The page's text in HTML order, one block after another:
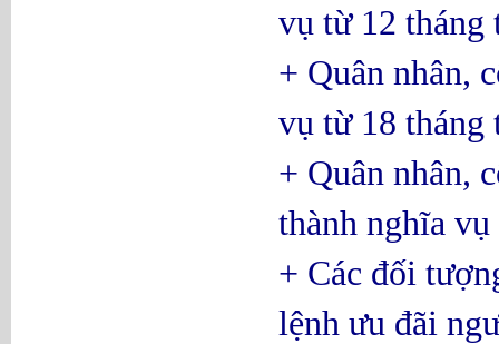
vụ từ 12
+ Quân nhân,
vụ từ 18 tháng
+ Quân nhân,
thành nghĩa
+ Các đối
lệnh ưu đãi